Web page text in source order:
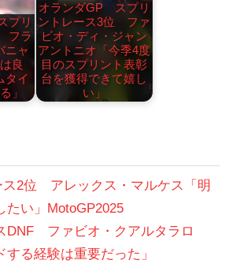
プリ
フラ
ニャ
良
タイ
」
オランダGP スプリ
ントレース3位 ファ
ビオ・ディ・ジャン
アントニオ「今季4度
目のスプリント表彰
台を獲得できて嬉し
い」
ス2位 アレックス・マルケス「明
たい」MotoGP2025
DNF ファビオ・クアルタラロ
する経験は重要だった」